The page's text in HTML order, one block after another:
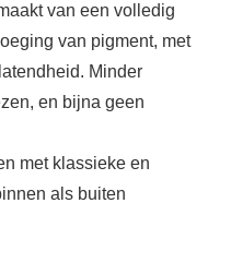
van een volledig
van pigment, met
Minder
en bijna geen
met klassieke en
als buiten